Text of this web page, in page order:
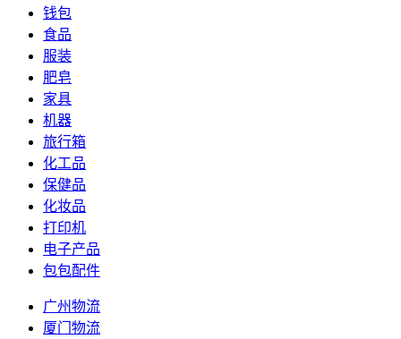
钱包
食品
服装
肥皂
家具
机器
旅行箱
化工品
保健品
化妆品
打印机
电子产品
包包配件
广州物流
厦门物流